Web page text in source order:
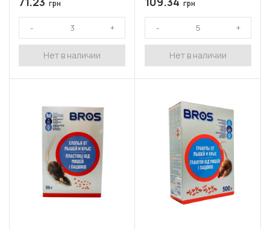
грн
Нет в наличии
грн
Нет в наличии